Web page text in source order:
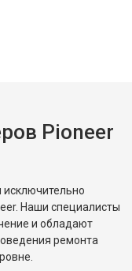
Pioneer
исключительно
Наши специалисты
и обладают
ремонта